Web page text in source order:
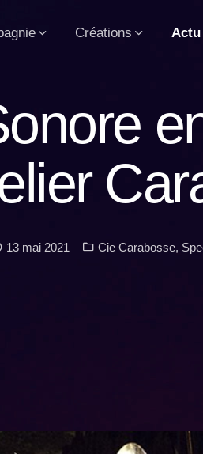
Créations Actu
Date :
13 mai 2021 Catégories :
Cie Carabosse,